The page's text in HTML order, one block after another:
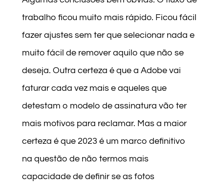
trabalho ficou muito mais rápido. Ficou fácil
fazer ajustes sem ter que selecionar nada e
muito fácil de remover aquilo que não se
deseja. Outra certeza é que a Adobe vai
faturar cada vez mais e aqueles que
detestam o modelo de assinatura vão ter
mais motivos para reclamar. Mas a maior
certeza é que 2023 é um marco definitivo
na questão de não termos mais
capacidade de definir se as fotos